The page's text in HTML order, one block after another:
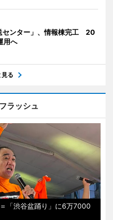
センター」、情報棟完工 20
用へ
見る
ラッシュ
「渋谷盆踊り」に6万7000